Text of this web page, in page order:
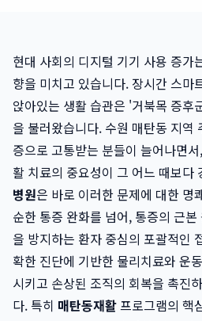
현대 사회의 디지털 기기 사용 증가
향을 미치고 있습니다. 장시간 스마
앉아있는 생활 습관은 '거북목 증후
을 불러왔습니다. 수원 매탄동 지역
증으로 고통받는 분들이 늘어나면
활 치료의 중요성이 그 어느 때보다
병원은 바로 이러한 문제에 대한 명
순한 통증 완화를 넘어, 통증의 근
을 방지하는 환자 중심의 포괄적인
확한 진단에 기반한 물리치료와 운
시키고 손상된 조직의 회복을 촉진
다. 특히 매탄동재활프로그램의 핵